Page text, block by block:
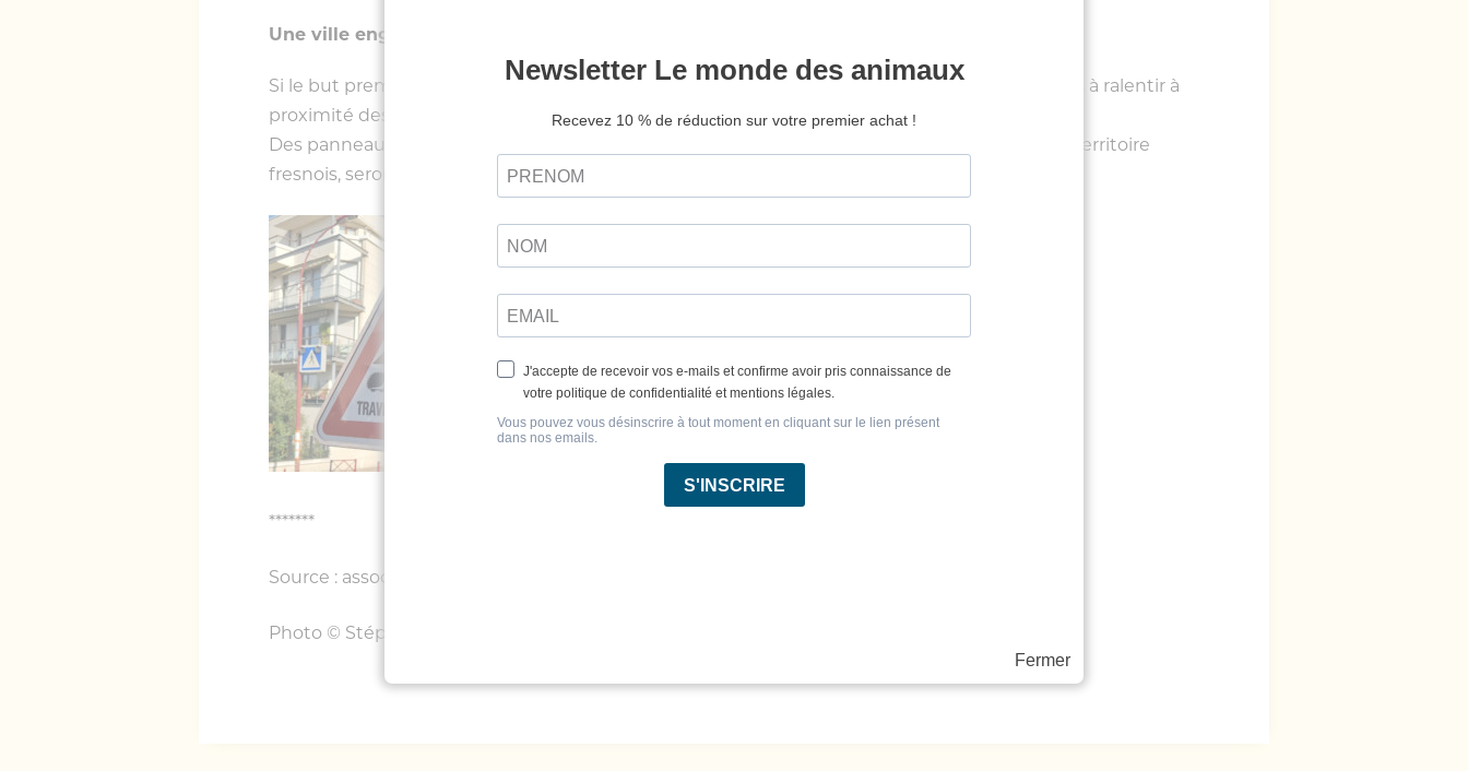
Une ville engagée pour la protection animale
Si le but premier est de protéger les hérissons, cette action invite également les conducteurs à ralentir à
proximité des voies sur lesquelles ils circulent.
Des panneaux similaires pour favoriser la protection des renards, autre animal présent sur le territoire
fresnois, seront prochainement installés.
*******
Source : association Stéphane LAMART
Photo © Stéphane LAMART
Fermer